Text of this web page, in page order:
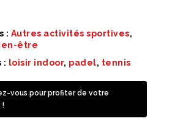
: Autres activités sportives,
être
: loisir indoor, padel, tennis
vous pour profiter de votre
!